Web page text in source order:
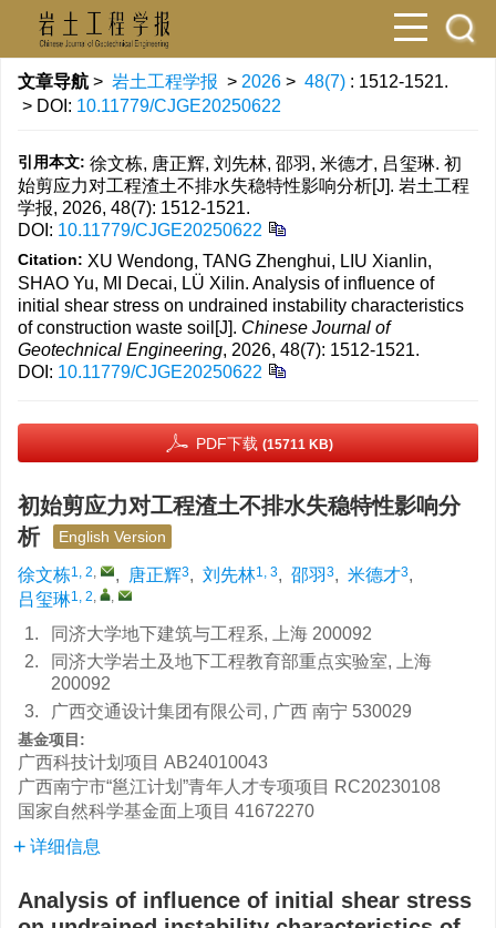
文章导航 > 岩土工程学报 > 2026 > 48(7) : 1512-1521.
> DOI: 10.11779/CJGE20250622
引用本文: 徐文栋, 唐正辉, 刘先林, 邵羽, 米德才, 吕玺琳. 初
始剪应力对工程渣土不排水失稳特性影响分析[J]. 岩土工程
学报, 2026, 48(7): 1512-1521.
DOI: 10.11779/CJGE20250622
Citation: XU Wendong, TANG Zhenghui, LIU Xianlin,
SHAO Yu, MI Decai, LÜ Xilin. Analysis of influence of
initial shear stress on undrained instability characteristics
of construction waste soil[J]. Chinese Journal of
Geotechnical Engineering, 2026, 48(7): 1512-1521.
DOI: 10.11779/CJGE20250622
PDF下载 (15711 KB)
初始剪应力对工程渣土不排水失稳特性影响分
析
English Version
徐文栋1, 2, , 唐正辉3, 刘先林1, 3, 邵羽 3, 米德才3,
吕玺琳1, 2, ,
1.
同济大学地下建筑与工程系, 上海 200092
2.
同济大学岩土及地下工程教育部重点实验室, 上海
200092
3.
广西交通设计集团有限公司, 广西 南宁 530029
基金项目:
广西科技计划项目 AB24010043
广西南宁市“邕江计划”青年人才专项项目 RC20230108
国家自然科学基金面上项目 41672270
详细信息
Analysis of influence of initial shear stress